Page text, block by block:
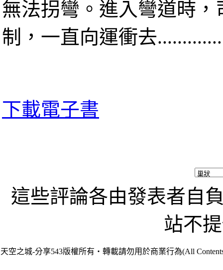
無法拐彎。進入彎道時
制，一直向運衝去
下載電子書
這些評論各由發表者自
站不
天空之城-分享543版權所有‧轉載請勿用於商業行為(All Contents